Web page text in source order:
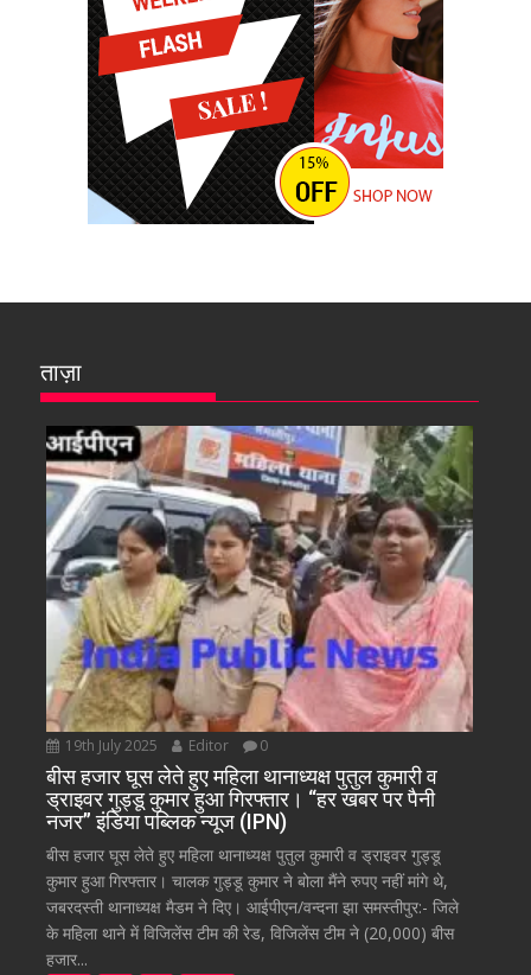
ताज़ा
19th July 2025 Editor 0
बीस हजार घूस लेते हुए महिला थानाध्यक्ष पुतुल कुमारी व
ड्राइवर गुड्डू कुमार हुआ गिरफ्तार। “हर खबर पर पैनी
नजर” इंडिया पब्लिक न्यूज (IPN)
बीस हजार घूस लेते हुए महिला थानाध्यक्ष पुतुल कुमारी व ड्राइवर गुड्डू
कुमार हुआ गिरफ्तार। चालक गुड्डू कुमार ने बोला मैंने रुपए नहीं मांगे थे,
जबरदस्ती थानाध्यक्ष मैडम ने दिए। आईपीएन/वन्दना झा समस्तीपुर:- जिले
के महिला थाने में विजिलेंस टीम की रेड, विजिलेंस टीम ने (20,000) बीस
हजार...